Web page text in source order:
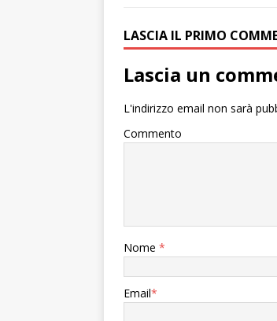
LASCIA IL PRIMO
Lascia un
L'indirizzo email non sarà
Commento
Nome *
Email*